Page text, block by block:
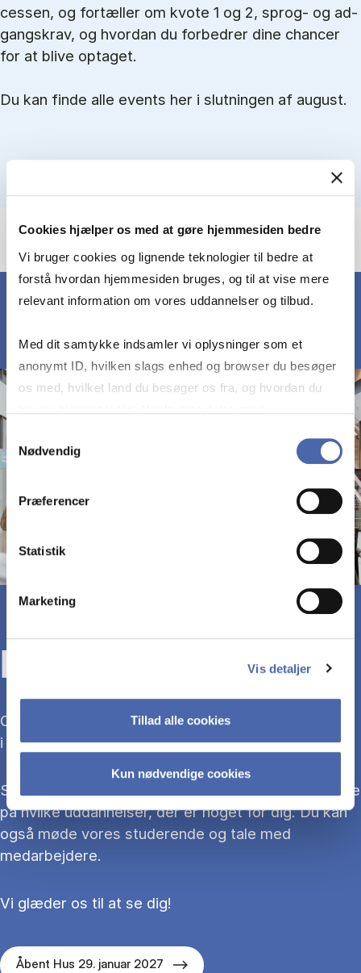
Cookies hjælper os med at gøre hjemmesiden bedre
Vi bruger cookies og lignende teknologier til bedre at
forstå hvordan hjemmesiden bruges, og til at vise mere
relevant information om vores uddannelser og tilbud.
Med dit samtykke indsamler vi oplysninger som et
anonymt ID, hvilken slags enhed og browser du besøger
os med, hvilket land du besøger os fra, og hvordan du
markedsføring. Du bestemmer selv - og kan altid trække
Nødvendig
Præferencer
Statistik
Marketing
Vis detaljer
Tillad alle cookies
Kun nødvendige cookies
ces­sen, og for­tæl­ler om kvo­te 1 og 2, sprog- og ad­
gangs­krav, og hvordan du forbedrer dine chancer
for at blive optaget.
Du kan finde alle events her i slutningen af august.
KOM TIL ÅBENT HUS
Overvejer du at søge ind på en bacheloruddannelse
i 2027?
Så kom med til Åbent Hus, hvor du kan blive klogere
på hvilke uddannelser, der er noget for dig. Du kan
også møde vores studerende og tale med
medarbejdere.
Vi glæder os til at se dig!
Åbent Hus 29. januar 2027